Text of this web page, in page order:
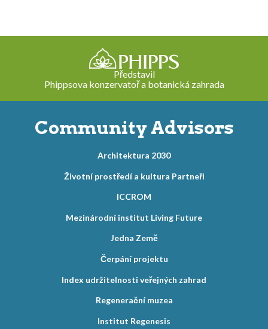
Představil
Phippsova konzervatoř a botanická zahrada
Community Advisors
Architektura 2030
Životní prostředí a kultura Partneři
ICCROM
Mezinárodní institut Living Future
Jedna Země
Čerpání projektu
Index udržitelnosti veřejných zahrad
Regenerační muzea
Institut Regenesis